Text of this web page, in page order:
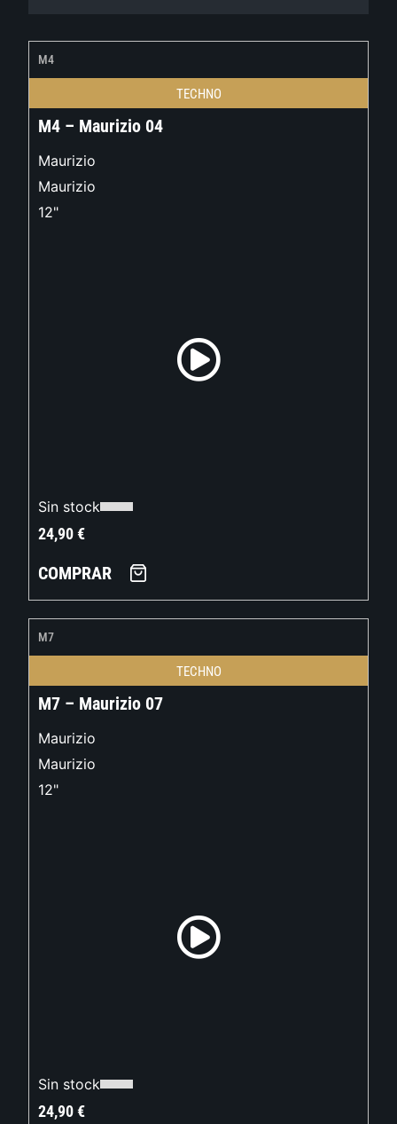
M4
TECHNO
M4 – Maurizio 04
Maurizio
Maurizio
12"
Sin stock
24,90€
COMPRAR
M7
TECHNO
M7 – Maurizio 07
Maurizio
Maurizio
12"
Sin stock
24,90€